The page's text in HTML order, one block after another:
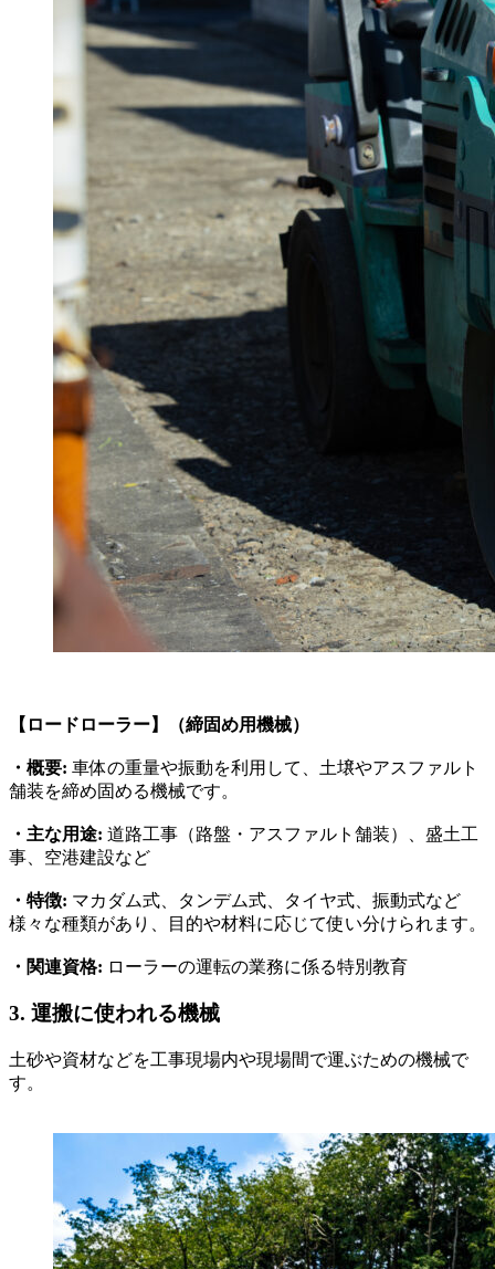
【ロードローラー】（締固め用機械）
・概要: 車体の重量や振動を利用して、土壌やアスファルト
舗装を締め固める機械です。
・主な用途: 道路工事（路盤・アスファルト舗装）、盛土工
事、空港建設など
・特徴: マカダム式、タンデム式、タイヤ式、振動式など
様々な種類があり、目的や材料に応じて使い分けられます。
・関連資格: ローラーの運転の業務に係る特別教育
3. 運搬に使われる機械
土砂や資材などを工事現場内や現場間で運ぶための機械で
す。